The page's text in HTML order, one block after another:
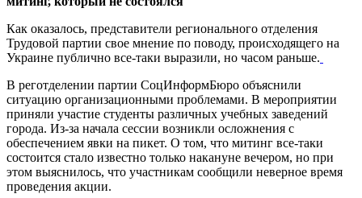
Как оказалось, представители регионального отделения
Трудовой партии свое мнение по поводу, происходящего на
Украине публично все-таки выразили, но часом раньше.
В реготделении партии СоцИнформБюро объяснили
ситуацию организационными проблемами. В мероприятии
приняли участие студенты различных учебных заведений
города. Из-за начала сессии возникли осложнения с
обеспечением явки на пикет. О том, что митинг все-таки
состоится стало известно только накануне вечером, но при
этом выяснилось, что участникам сообщили неверное время
проведения акции.